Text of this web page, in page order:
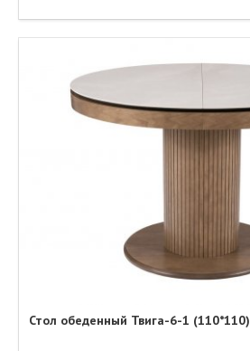
Стол обеденный Твига-6-1 (110*110)